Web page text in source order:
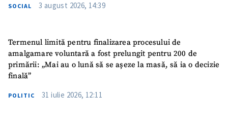
SOCIAL 3 august 2026, 14:39
Termenul limită pentru finalizarea procesului de
amalgamare voluntară a fost prelungit pentru 200 de
primării: „Mai au o lună să se așeze la masă, să ia o decizie
finală”
POLITIC 31 iulie 2026, 12:11